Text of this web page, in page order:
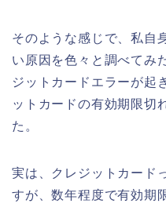
そのような感じで、私自
い原因を色々と調べてみ
ジットカードエラーが起
ットカードの有効期限切
た。
実は、クレジットカード
すが、数年程度で有効期